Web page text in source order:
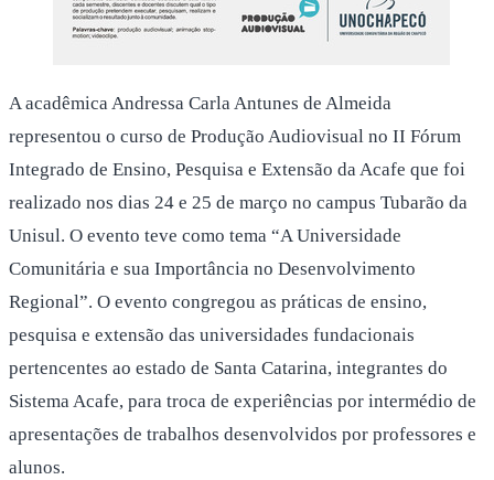
A acadêmica Andressa Carla Antunes de Almeida
representou o curso de Produção Audiovisual no II Fórum
Integrado de Ensino, Pesquisa e Extensão da Acafe que foi
realizado nos dias 24 e 25 de março no campus Tubarão da
Unisul. O evento teve como tema “A Universidade
Comunitária e sua Importância no Desenvolvimento
Regional”. O evento congregou as práticas de ensino,
pesquisa e extensão das universidades fundacionais
pertencentes ao estado de Santa Catarina, integrantes do
Sistema Acafe, para troca de experiências por intermédio de
apresentações de trabalhos desenvolvidos por professores e
alunos.